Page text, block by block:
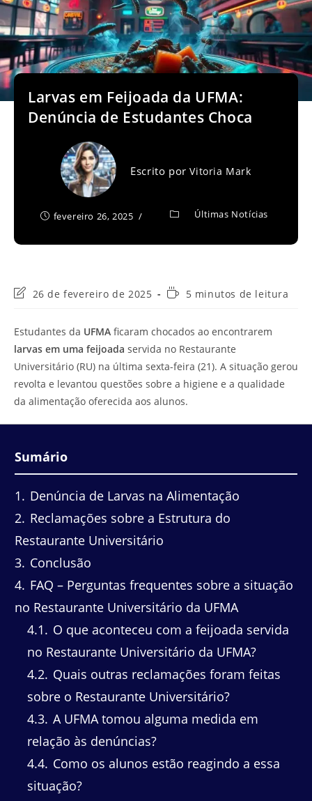
Larvas em Feijoada da UFMA:
Denúncia de Estudantes Choca
Escrito porVitoria Mark
fevereiro 26, 2025 Últimas Notícias
Última
post:
26 de fevereiro de 2025
Tempo5 minutos de leitura
Estudantes da UFMA ficaram chocados ao encontrarem
larvas em uma feijoada servida no Restaurante
Universitário (RU) na última sexta-feira (21). A situação gerou
revolta e levantou questões sobre a higiene e a qualidade
da alimentação oferecida aos alunos.
Sumário
1
Denúncia de Larvas na Alimentação
2 Reclamações sobre a Estrutura do
Restaurante Universitário
3 Conclusão
4 FAQ – Perguntas frequentes sobre a situação
no Restaurante Universitário da UFMA
4.1
O que aconteceu com a feijoada servida
no Restaurante Universitário da UFMA?
4.2 Quais outras reclamações foram feitas
sobre o Restaurante Universitário?
4.3 A UFMA tomou alguma medida em
relação às denúncias?
4.4 Como os alunos estão reagindo a essa
situação?